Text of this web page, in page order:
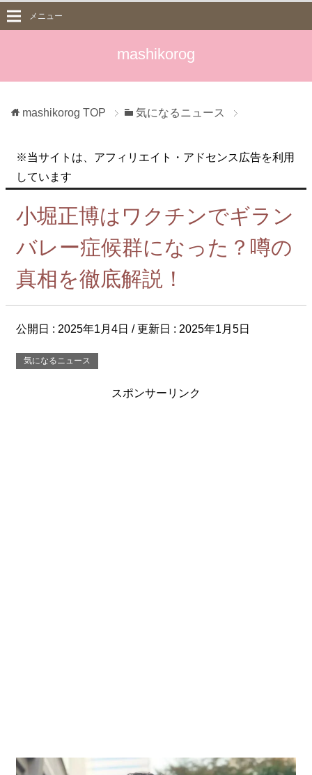
mashikorog
メニュー
mashikorog TOP 気になるニュース
※当サイトは、アフィリエイト・アドセンス広告を利用
しています
小堀正博はワクチンでギラン
バレー症候群になった？噂の
真相を徹底解説！
公開日 : 2025年1月4日 / 更新日 : 2025年1月5日
気になるニュース
スポンサーリンク